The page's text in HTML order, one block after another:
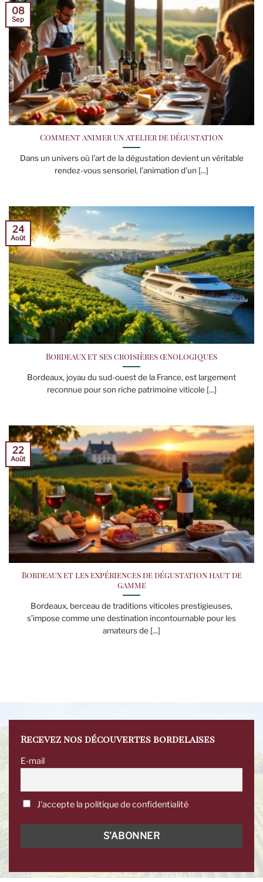
Comment animer un atelier de dégustation
Dans un univers où l’art de la dégustation devient un véritable
rendez-vous sensoriel, l’animation d’un [...]
08
Sep
Bordeaux et ses croisières œnologiques
Bordeaux, joyau du sud-ouest de la France, est largement
reconnue pour son riche patrimoine viticole [...]
24
Août
Bordeaux et les expériences de dégustation haut de
gamme
Bordeaux, berceau de traditions viticoles prestigieuses,
s’impose comme une destination incontournable pour les
amateurs de [...]
22
Août
Recevez nos découvertes bordelaises
E-mail
J'accepte la politique de confidentialité